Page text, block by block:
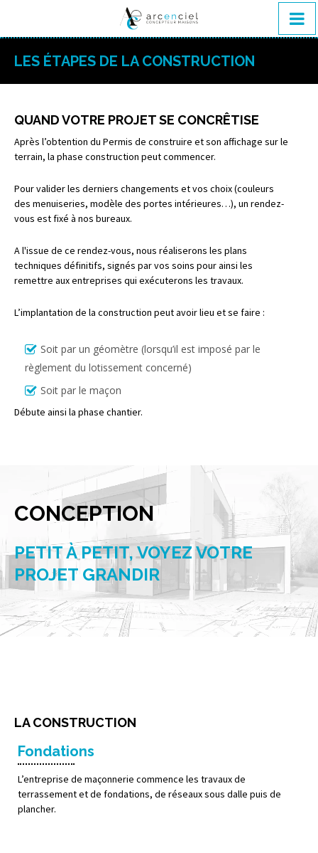
LES ÉTAPES DE LA CONSTRUCTION
QUAND VOTRE PROJET SE CONCRÊTISE
Après l’obtention du Permis de construire et son affichage sur le
terrain, la phase construction peut commencer.
Pour valider les derniers changements et vos choix (couleurs
des menuiseries, modèle des portes intérieures…), un rendez-
vous est fixé à nos bureaux.
A l'issue de ce rendez-vous, nous réaliserons les plans
techniques définitifs, signés par vos soins pour ainsi les
remettre aux entreprises qui exécuterons les travaux.
L’implantation de la construction peut avoir lieu et se faire :
Soit par un géomètre (lorsqu’il est imposé par le
règlement du lotissement concerné)
Soit par le maçon
Débute ainsi la phase chantier.
CONCEPTION
PETIT À PETIT, VOYEZ VOTRE
PROJET GRANDIR
LA CONSTRUCTION
Fondations
L’entreprise de maçonnerie commence les travaux de
terrassement et de fondations, de réseaux sous dalle puis de
plancher.